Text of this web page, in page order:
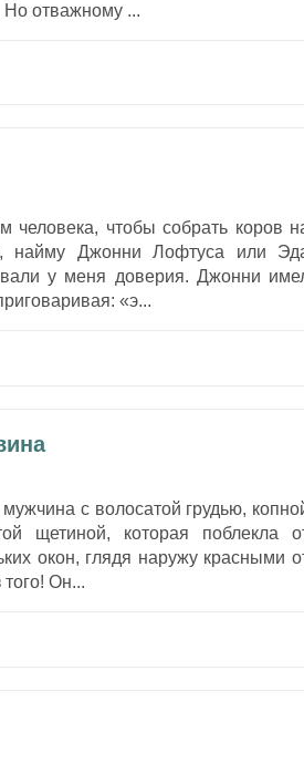
Но отважному ...
человека, чтобы собрать коров
найму Джонни Лофтуса или
у меня доверия. Джонни
«э...
с волосатой грудью,
щетиной, которая поблекла
окон, глядя наружу красными
Он...